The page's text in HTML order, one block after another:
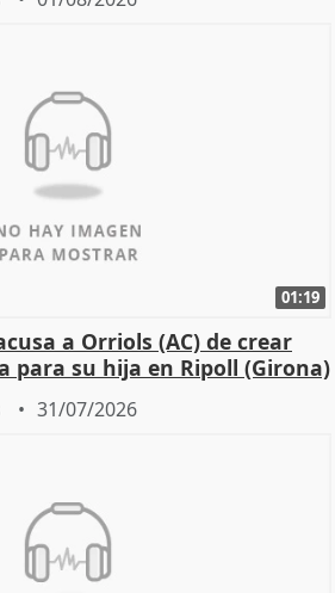
01:19
a Orriols (AC) de crear
para su hija en Ripoll (Girona)
31/07/2026